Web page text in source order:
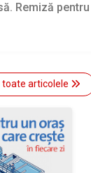
Remiză
toate articolele